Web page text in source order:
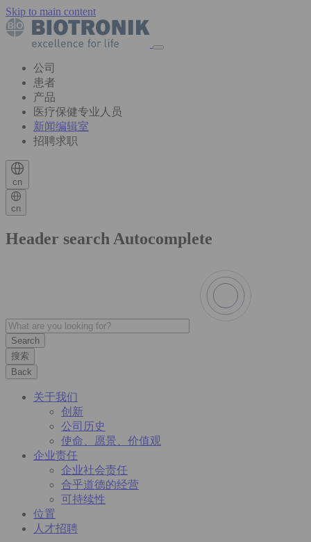
Skip to main content
公司
患者
产品
医疗保健专业人员
新闻编辑室
招聘求职
cn
cn
Header search Autocomplete
搜索
Back
关于我们
创新
公司历史
使命、愿景、价值观
企业责任
企业社会责任
合乎道德的经营
可持续性
位置
人才招聘